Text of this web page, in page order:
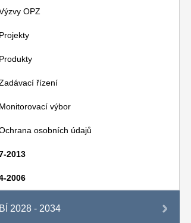
OPZ
Projekty
Produkty
řízení
Monitorovací výbor
osobních údajů
2013
2006
2028 - 2034